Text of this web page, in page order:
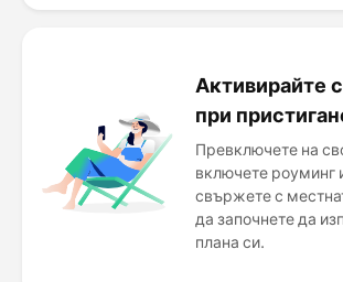
Активирайте
при
Превключете на
включете роуминг
свържете с
да започнете да
плана си.